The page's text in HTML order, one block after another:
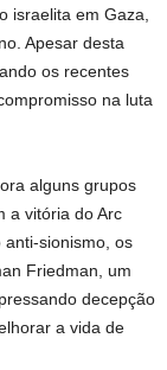
israelita em Gaza,
Apesar desta
os recentes
na luta
alguns grupos
a vitória do Arc
sionismo, os
Friedman, um
decepção
a vida de